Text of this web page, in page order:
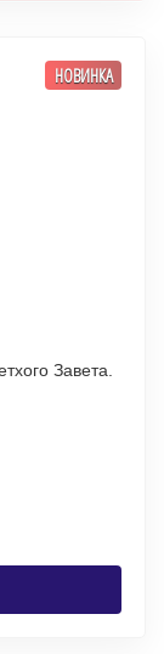
НОВИНКА
Завета.